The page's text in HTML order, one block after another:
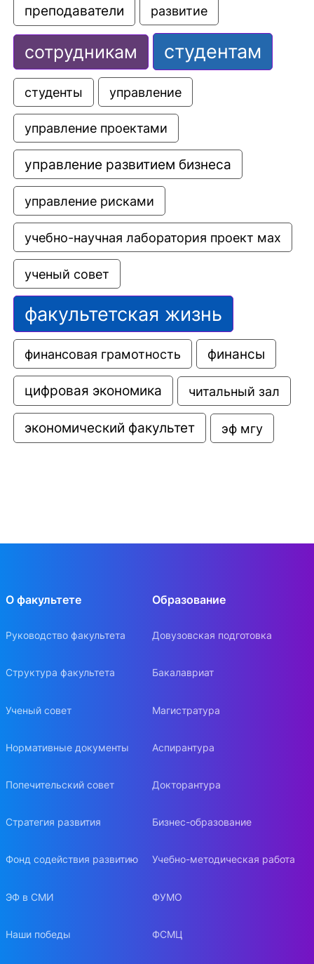
преподаватели развитие
сотрудникам студентам
студенты управление
управление проектами
управление развитием бизнеса
управление рисками
учебно-научная лаборатория проект мах
ученый совет
факультетская жизнь
финансовая грамотность финансы
цифровая экономика читальный зал
экономический факультет эф мгу
О факультете
Руководство факультета
Структура факультета
Ученый совет
Нормативные документы
Попечительский совет
Стратегия развития
Фонд содействия развитию
ЭФ в СМИ
Наши победы
Образование
Довузовская подготовка
Бакалавриат
Магистратура
Аспирантура
Докторантура
Бизнес-образование
Учебно-методическая работа
ФУМО
ФСМЦ